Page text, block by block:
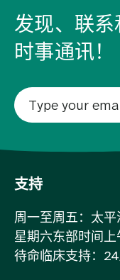
发现、联
时事通讯！
支持
周一至周五：太
星期六东部时间
待命临床支持：